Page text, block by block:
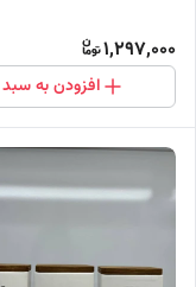
1,297,000
افزودن به سبد